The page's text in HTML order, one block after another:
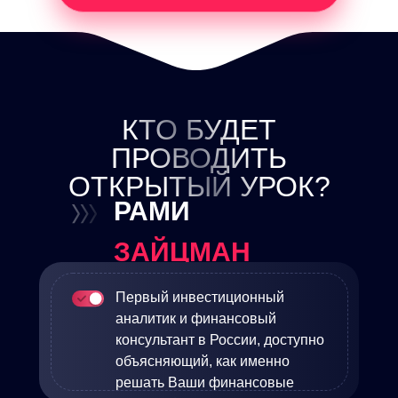
КТО БУДЕТ
ПРОВОДИТЬ
ОТКРЫТЫЙ УРОК?
РАМИ
ЗАЙЦМАН
Первый инвестиционный
аналитик и финансовый
консультант в России, доступно
объясняющий, как именно
решать Ваши финансовые